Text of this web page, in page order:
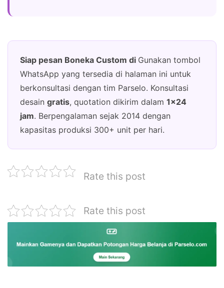
Siap pesan Boneka Custom di Gunakan tombol
WhatsApp yang tersedia di halaman ini untuk
berkonsultasi dengan tim Parselo. Konsultasi
desain gratis, quotation dikirim dalam 1×24
jam. Berpengalaman sejak 2014 dengan
kapasitas produksi 300+ unit per hari.
Rate this post
Rate this post